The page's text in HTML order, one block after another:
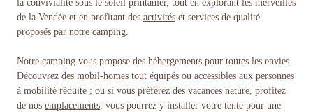
de la Vendée et en profitant des activités et services de qualité
proposés par notre camping.
Notre camping vous propose des hébergements pour toutes les envies.
Découvrez des mobil-homes tout équipés ou accessibles aux personnes
à mobilité réduite ; ou si vous préférez des vacances nature, profitez
de nos emplacements, vous pourrez y installer votre tente pour une